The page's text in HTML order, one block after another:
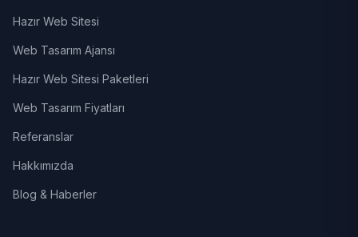
Hazır Web Sitesi
Web Tasarım Ajansı
Hazır Web Sitesi Paketleri
Web Tasarım Fiyatları
Referanslar
Hakkımızda
Blog & Haberler